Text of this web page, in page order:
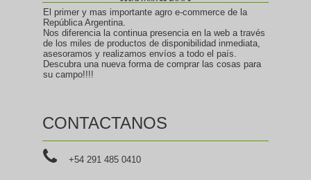
El primer y mas importante agro e-commerce de la
República Argentina.
Nos diferencia la continua presencia en la web a través
de los miles de productos de disponibilidad inmediata,
asesoramos y realizamos envíos a todo el país.
Descubra una nueva forma de comprar las cosas para
su campo!!!!
CONTACTANOS
+54 291 485 0410